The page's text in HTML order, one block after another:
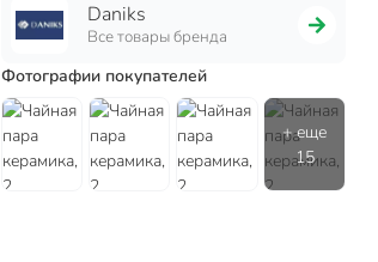
Daniks
Все товары бренда
Фотографии покупателей